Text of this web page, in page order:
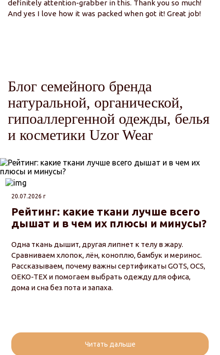
definitely attention-grabber in this. Thank you so much!
And yes I love how it was packed when got it! Great job!
Блог семейного бренда
натуральной, органической,
гипоаллергенной одежды, белья
и косметики Uzor Wear
20.07.2026 г
Рейтинг: какие ткани лучше всего
дышат и в чем их плюсы и минусы?
Одна ткань дышит, другая липнет к телу в жару.
Сравниваем хлопок, лён, коноплю, бамбук и меринос.
Рассказываем, почему важны сертификаты GOTS, OCS,
OEKO-TEX и помогаем выбрать одежду для офиса,
дома и сна без пота и запаха.
Читать дальше